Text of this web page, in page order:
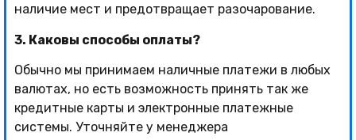
наличие мест и предотвращает разочарование.
3. Каковы способы оплаты?
Обычно мы принимаем наличные платежи в любых
валютах, но есть возможность принять так же
кредитные карты и электронные платежные
системы. Уточняйте у менеджера